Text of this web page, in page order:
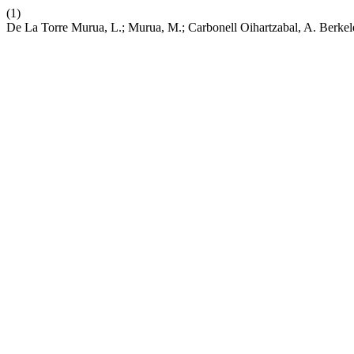
(1)
De La Torre Murua, L.; Murua, M.; Carbonell Oihartzabal, A.